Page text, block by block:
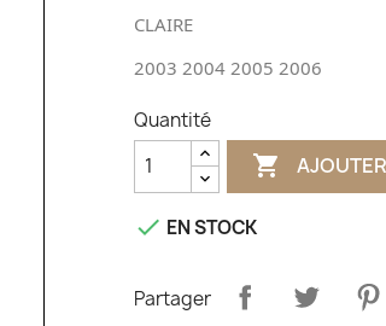
CLAIRE
2003 2004 2005 2006
Quantité

 EN STOCK
Partager